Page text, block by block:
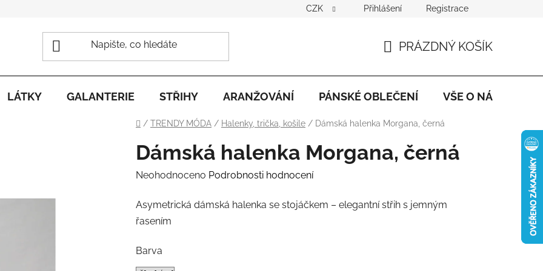
CZK Přihlášení Registrace
KOŠÍK
PRÁZDNÝ KOŠÍK
LÁTKY GALANTERIE STŘIHY ARANŽOVÁNÍ PÁNSKÉ OBLEČENÍ VŠE O NÁKUPU
Domů
/ TRENDY MÓDA / Halenky, trička, košile / Dámská halenka Morgana, černá
Dámská halenka Morgana, černá
Průměrné
produktu
je
z
Neohodnoceno Podrobnosti hodnocení
Asymetrická dámská halenka se stojáčkem – elegantní střih s jemným
řasením
Barva